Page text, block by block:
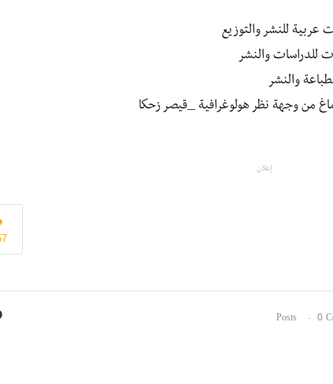
عربية للنشر والتوزيع
للدراسات والنشر
والنشر
من وجهة نظر هولوغرافية _قيصر زحكا
إعلان
0